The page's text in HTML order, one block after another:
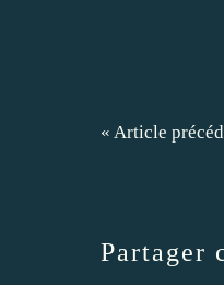
« Article
Partager